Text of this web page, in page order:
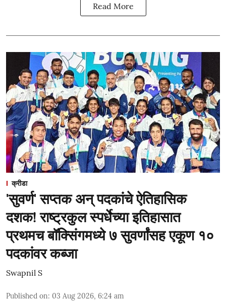
Read More
क्रीडा
'सुवर्ण' सप्तक अन् पदकांचे ऐतिहासिक
दशक! राष्ट्रकुल स्पर्धेच्या इतिहासात
प्रथमच बॉक्सिंगमध्ये ७ सुवर्णांसह एकूण १०
पदकांवर कब्जा
Swapnil S
Published on: 03 Aug 2026, 6:24 am